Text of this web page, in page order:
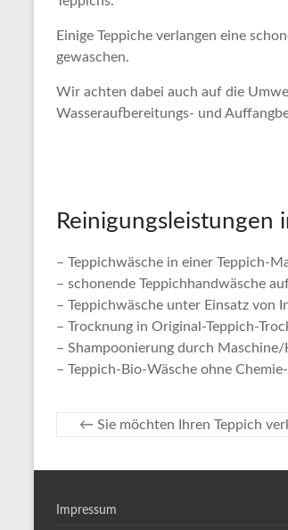
Einige Teppiche verlangen eine
gewaschen.
Wir achten dabei auch auf die
Wasseraufbereitungs- und
Reinigungsleistungen
– Teppichwäsche in einer Teppich-
– schonende Teppichhandwäsche
– Teppichwäsche unter Einsatz von
– Trocknung in Original-Teppich-
– Shampoonierung durch Maschine/
– Teppich-Bio-Wäsche ohne
← Sie möchten Ihren Teppich
Impressum